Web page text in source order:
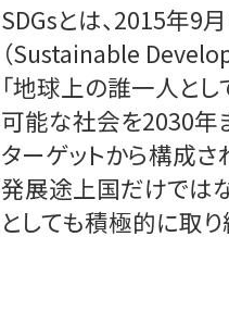
SDGsとは、2015年9
（Sustainable
「地球上の誰一人と
可能な社会を2030年
ターゲットから構成さ
発展途上国だけでは
としても積極的に取り